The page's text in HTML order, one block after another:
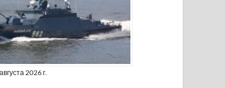
2026 г.